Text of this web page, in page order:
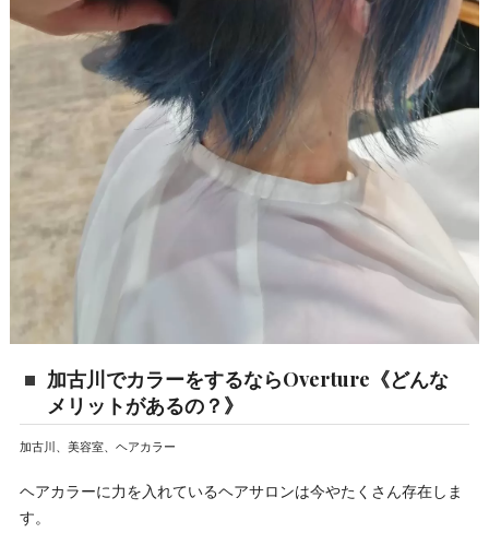
加古川でカラーをするならOverture《どんな
メリットがあるの？》
加古川、美容室、ヘアカラー
ヘアカラーに力を入れているヘアサロンは今やたくさん存在しま
す。